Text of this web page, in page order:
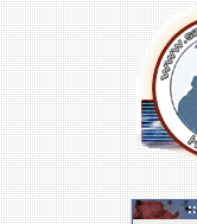
::